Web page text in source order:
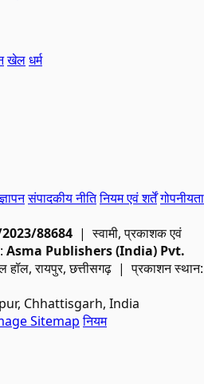
खेलधर्म
संपादकीय नीतिनियम एवं शर्तेंगोपनीयता
88684 | स्वामी, प्रकाशक एवं
Asma Publishers (India) Pvt.
हॉल, रायपुर, छत्तीसगढ़ | प्रकाशन स्थान:
Chhattisgarh, India
Sitemap नियम